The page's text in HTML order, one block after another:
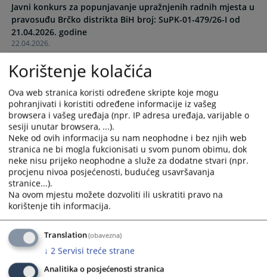
the
question
mark
key
to
get
the
keyboard
shortcuts
for
changing
dates.
the
question
key
to
get
the
keyboard
shortcuts
for
changing
dates.
22.04.2026.
Javni konkurs za popunjavanje upražnjenih radnih mjesta u
pravosuđu Brčko distrikta BiH broj: SuPK-01-479/26-I od
21.04.2026. godine
15.04.2026.
Odluka o djelimičnom poništenju javnog konkursa za
popunjavanje upražnjenih radnih mjesta
u pravosuđu Brčko distrikta BiH broj: SuPK-01-1310/25-I od
07.11.2025. godine
04.03.2026.
Javni konkurs za izbor policijskih službenika iz drugog
policijskog organa u BiH radi zapošljavanja u Sudskoj
policiji BD BiH,
broj: SuPK-01-254/26-I od 27.02.2026. godine
01.12.2025.
Javni konkurs za popunjavanje upražnjenih radnih mjesta u
pravosuđu Brčko distrikta BiH,
broj: SuPK-01-1384/25-Iod 28.11.2025. godine
Korištenje kolačića
Ova web stranica koristi određene skripte koje mogu
pohranjivati i koristiti određene informacije iz vašeg
browsera i vašeg uređaja (npr. IP adresa uređaja, varijable o
sesiji unutar browsera, ...).
Neke od ovih informacija su nam neophodne i bez njih web
stranica ne bi mogla fukcionisati u svom punom obimu, dok
neke nisu prijeko neophodne a služe za dodatne stvari (npr.
procjenu nivoa posjećenosti, budućeg usavršavanja
stranice...).
Na ovom mjestu možete dozvoliti ili uskratiti pravo na
korištenje tih informacija.
Translation(obavezna)
↓ 2 Servisi treće strane
Analitika o posjećenosti stranica